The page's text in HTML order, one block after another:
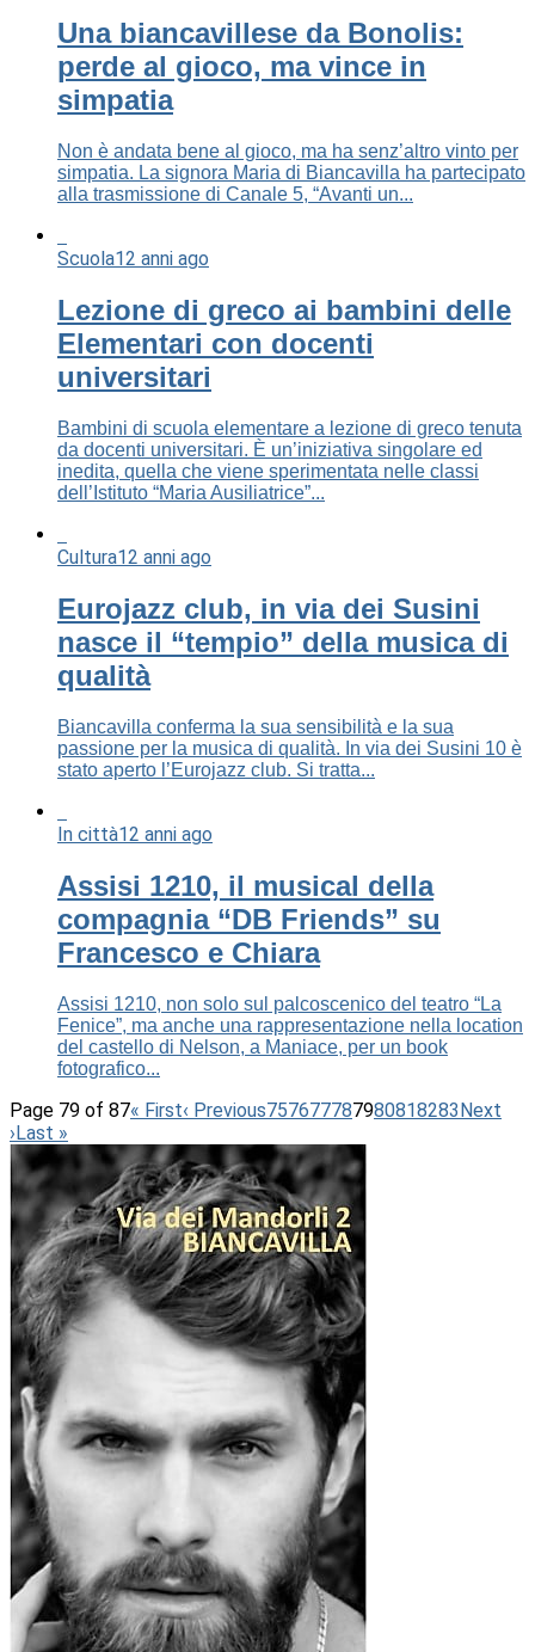
Una biancavillese da Bonolis:
perde al gioco, ma vince in
simpatia
Non è andata bene al gioco, ma ha senz’altro vinto per
simpatia. La signora Maria di Biancavilla ha partecipato
alla trasmissione di Canale 5, “Avanti un...
Scuola12 anni ago
Lezione di greco ai bambini delle
Elementari con docenti
universitari
Bambini di scuola elementare a lezione di greco tenuta
da docenti universitari. È un’iniziativa singolare ed
inedita, quella che viene sperimentata nelle classi
dell’Istituto “Maria Ausiliatrice”...
Cultura12 anni ago
Eurojazz club, in via dei Susini
nasce il “tempio” della musica di
qualità
Biancavilla conferma la sua sensibilità e la sua
passione per la musica di qualità. In via dei Susini 10 è
stato aperto l’Eurojazz club. Si tratta...
In città12 anni ago
Assisi 1210, il musical della
compagnia “DB Friends” su
Francesco e Chiara
Assisi 1210, non solo sul palcoscenico del teatro “La
Fenice”, ma anche una rappresentazione nella location
del castello di Nelson, a Maniace, per un book
fotografico...
Page 79 of 87« First‹ Previous757677787980818283Next
›Last »